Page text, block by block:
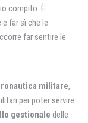
compito. È
far sì che le
far sentire le
militare,
per poter servire
gestionale delle